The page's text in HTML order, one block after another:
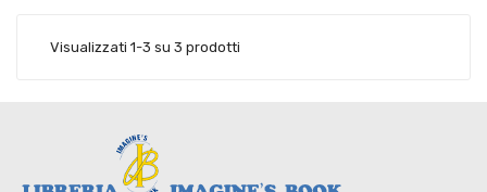
Visualizzati 1-3 su 3 prodotti